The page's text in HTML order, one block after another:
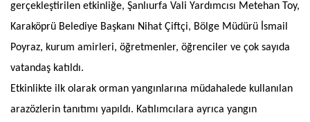
gerçekleştirilen etkinliğe, Şanlıurfa Vali Yardımcısı Metehan Toy,
Karaköprü Belediye Başkanı Nihat Çiftçi, Bölge Müdürü İsmail
Poyraz, kurum amirleri, öğretmenler, öğrenciler ve çok sayıda
vatandaş katıldı.
Etkinlikte ilk olarak orman yangınlarına müdahalede kullanılan
arazözlerin tanıtımı yapıldı. Katılımcılara ayrıca yangın